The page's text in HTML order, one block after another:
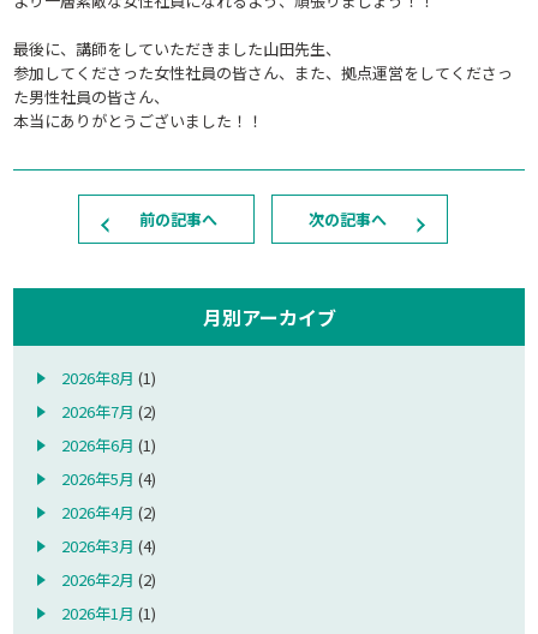
最後に、講師をしていただきました山田先生、
参加してくださった女性社員の皆さん、また、拠点運営をしてくださっ
た男性社員の皆さん、
本当にありがとうございました！！
前の記事へ 次の記事へ
月別アーカイブ
2026年8月 (1)
2026年7月 (2)
2026年6月 (1)
2026年5月 (4)
2026年4月 (2)
2026年3月 (4)
2026年2月 (2)
2026年1月 (1)